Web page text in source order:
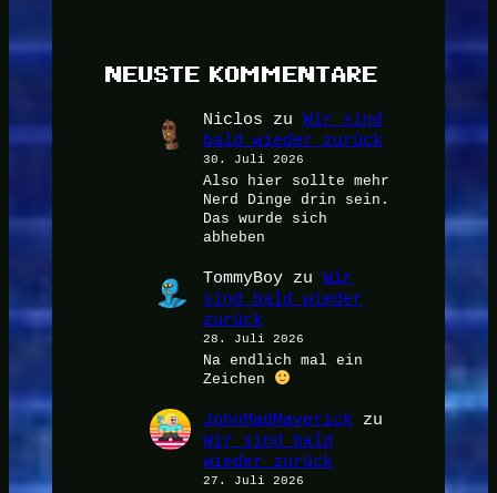
NEUSTE KOMMENTARE
Niclos zuWir sind
bald wieder zurück
30. Juli 2026
Also hier sollte mehr
Nerd Dinge drin sein.
Das wurde sich
abheben
TommyBoy zuWir
sind bald wieder
zurück
28. Juli 2026
Na endlich mal ein
Zeichen
JohnMadMaverick zu
Wir sind bald
wieder zurück
27. Juli 2026